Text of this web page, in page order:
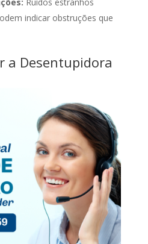
indicar obstruções que
a Desentupidora